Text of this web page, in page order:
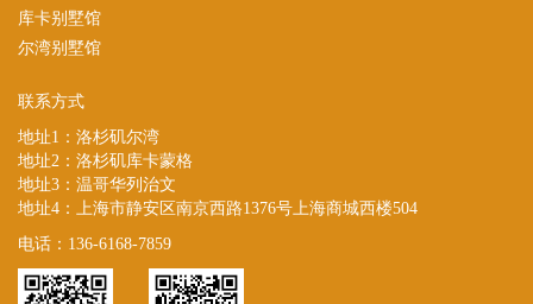
库卡别墅馆
尔湾别墅馆
联系方式
地址1：洛杉矶尔湾
地址2：洛杉矶库卡蒙格
地址3：温哥华列治文
地址4：上海市静安区南京西路1376号上海商城西楼504
电话：136-6168-7859